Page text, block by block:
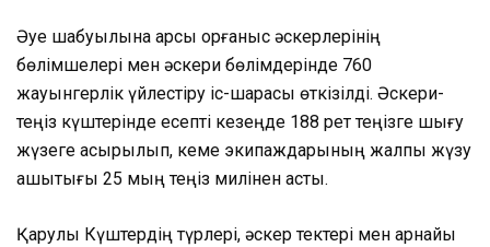
Әуе шабуылына қарсы қорғаныс әскерлерінің
бөлімшелері мен әскери бөлімдерінде 760
жауынгерлік үйлестіру іс-шарасы өткізілді. Әскери-
теңіз күштерінде есепті кезеңде 188 рет теңізге шығу
жүзеге асырылып, кеме экипаждарының жалпы жүзу
қашықтығы 25 мың теңіз милінен асты.
Қарулы Күштердің түрлері, әскер тектері мен арнайы